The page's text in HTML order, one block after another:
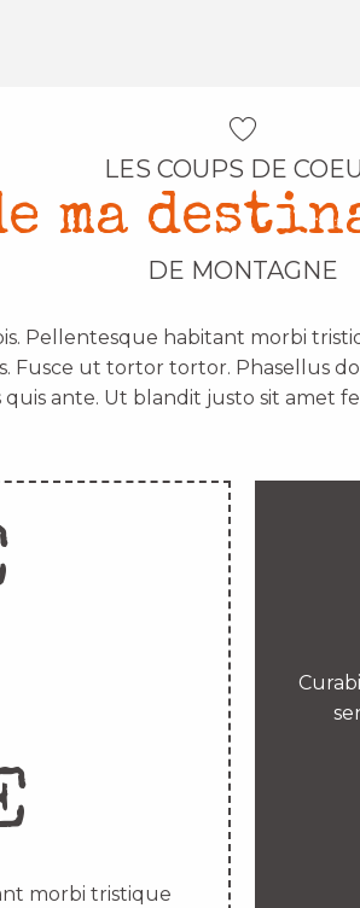
LES COUPS DE
ma
DE MONTAGNE
Pellentesque habitant morbi
Fusce ut tortor tortor. Phasellus
quis ante. Ut blandit justo sit amet
morbi tristique